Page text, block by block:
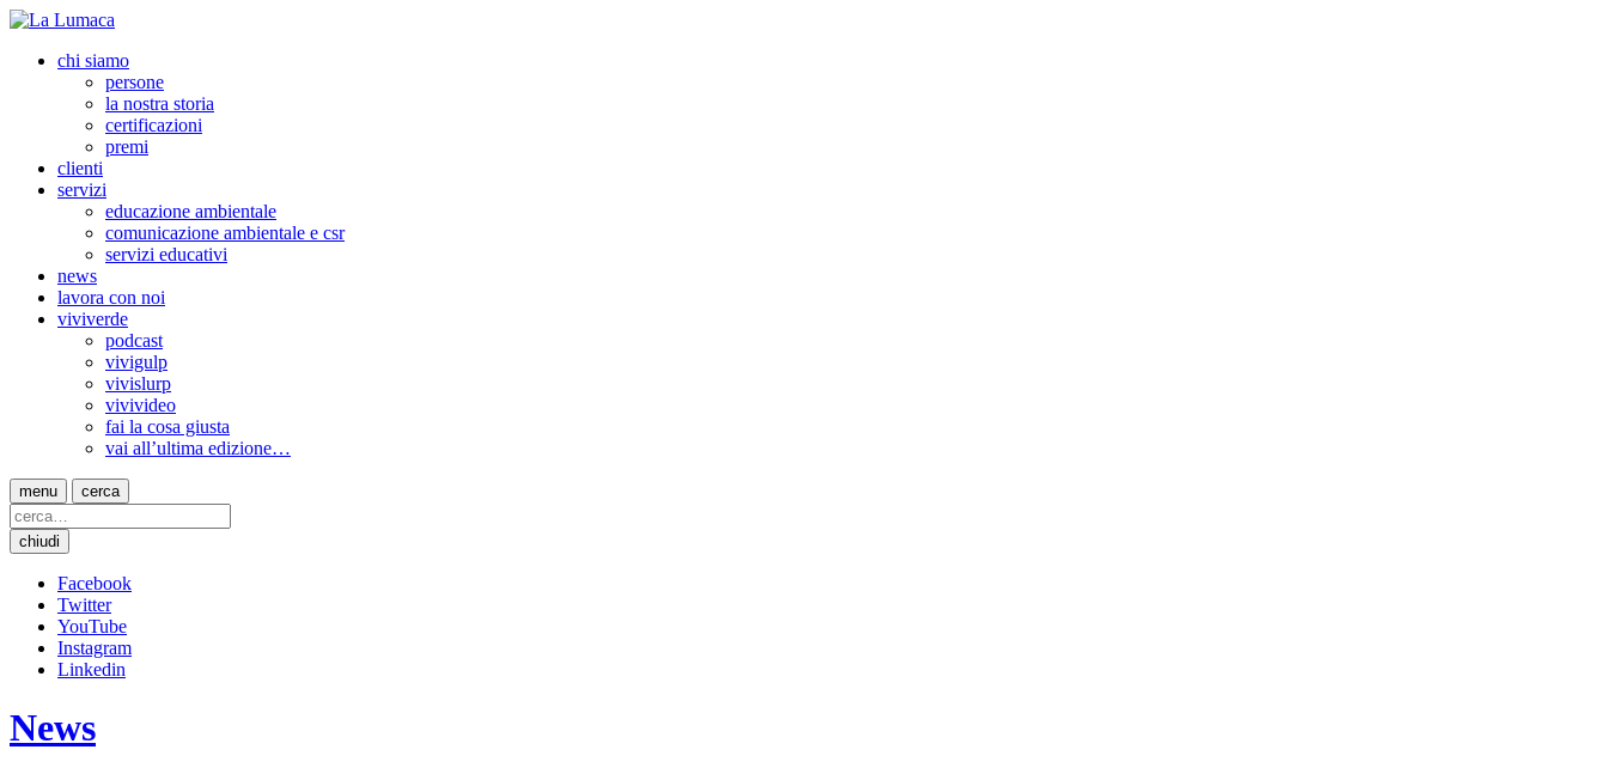
chi siamo
persone
la nostra storia
certificazioni
premi
clienti
servizi
educazione ambientale
comunicazione ambientale e csr
servizi educativi
news
lavora con noi
viviverde
podcast
vivigulp
vivislurp
vivivideo
fai la cosa giusta
vai all’ultima edizione…
menu cerca
chiudi
Facebook
Twitter
YouTube
Instagram
Linkedin
News